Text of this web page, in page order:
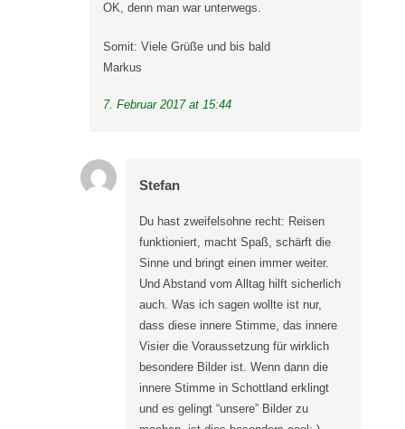
OK, denn man war unterwegs.
Somit: Viele Grüße und bis bald
Markus
7. Februar 2017 at 15:44
Stefan
Du hast zweifelsohne recht: Reisen
funktioniert, macht Spaß, schärft die
Sinne und bringt einen immer weiter.
Und Abstand vom Alltag hilft sicherlich
auch. Was ich sagen wollte ist nur,
dass diese innere Stimme, das innere
Visier die Voraussetzung für wirklich
besondere Bilder ist. Wenn dann die
innere Stimme in Schottland erklingt
und es gelingt “unsere” Bilder zu